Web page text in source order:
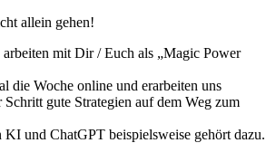
allein gehen!
mit Dir / Euch als „Magic Power
die Woche online und erarbeiten uns
Schritt gute Strategien auf dem Weg zum
und ChatGPT beispielsweise gehört dazu.